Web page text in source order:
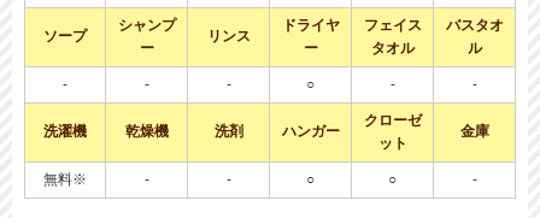
ソープ
シャンプ
ー
リンス
ドライヤ
ー
フェイス
タオル
バスタオ
ル
- - - ○ - -
洗濯機 乾燥機 洗剤 ハンガー
クローゼ
ット
金庫
無料※ - - ○ ○ -